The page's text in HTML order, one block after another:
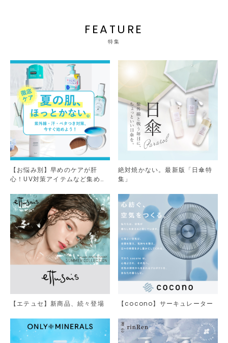
FEATURE
特集
【お悩み別】早めのケアが肝
心！UV対策アイテムなど集めま
絶対焼かない。最新版「日傘特
集」
【エテュセ】新商品、続々登場 【cocono】サーキュレーター